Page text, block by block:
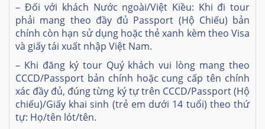
– Đối với khách Nước ngoài/Việt Kiều: Khi đi tour
phải mang theo đầy đủ Passport (Hộ Chiếu) bản
chính còn hạn sử dụng hoặc thẻ xanh kèm theo Visa
và giấy tái xuất nhập Việt Nam.
– Khi đăng ký tour Quý khách vui lòng mang theo
CCCD/Passport bản chính hoặc cung cấp tên chính
xác đầy đủ, đúng từng ký tự trên CCCD/Passport (Hộ
chiếu)/Giấy khai sinh (trẻ em dưới 14 tuổi) theo thứ
tự: Họ/tên lót/tên.